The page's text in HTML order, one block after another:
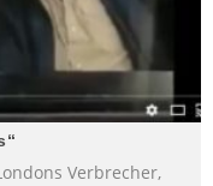
Verbrecher,